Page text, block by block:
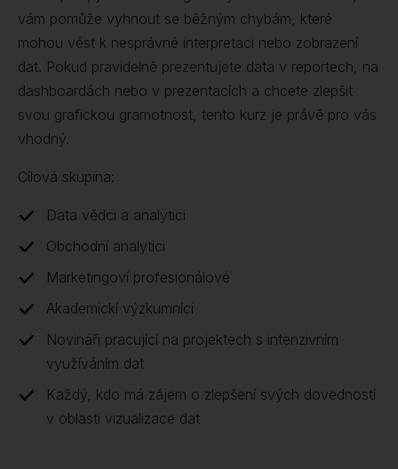
vám pomůže vyhnout se běžným chybám, které
mohou vést k nesprávné interpretaci nebo zobrazení
dat. Pokud pravidelně prezentujete data v reportech, na
dashboardách nebo v prezentacích a chcete zlepšit
svou grafickou gramotnost, tento kurz je právě pro vás
vhodný.
Cílová skupina:
Data vědci a analytici
Obchodní analytici
Marketingoví profesionálové
Akademickí výzkumníci
Novináři pracující na projektech s intenzivním
využíváním dat
Každý, kdo má zájem o zlepšení svých dovedností
v oblasti vizualizace dat